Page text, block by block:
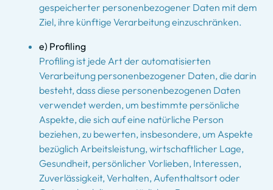
gespeicherter personenbezogener Daten mit dem
Ziel, ihre künftige Verarbeitung einzuschränken.
e) Profiling
Profiling ist jede Art der automatisierten
Verarbeitung personenbezogener Daten, die darin
besteht, dass diese personenbezogenen Daten
verwendet werden, um bestimmte persönliche
Aspekte, die sich auf eine natürliche Person
beziehen, zu bewerten, insbesondere, um Aspekte
bezüglich Arbeitsleistung, wirtschaftlicher Lage,
Gesundheit, persönlicher Vorlieben, Interessen,
Zuverlässigkeit, Verhalten, Aufenthaltsort oder